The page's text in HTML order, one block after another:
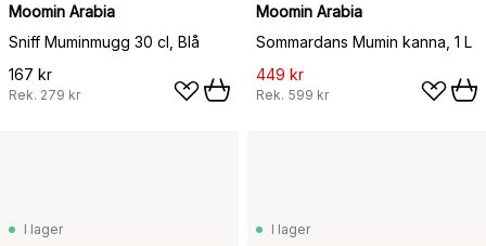
Moomin Arabia
Sniff Muminmugg 30 cl, Blå
167 kr
Rek. 279 kr
Moomin Arabia
Sommardans Mumin kanna, 1 L
449 kr
Rek. 599 kr
I lager I lager